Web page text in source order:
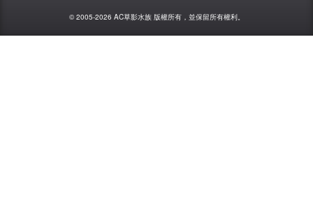
© 2005-2026 AC草影水族 版權所有，並保留所有權利。